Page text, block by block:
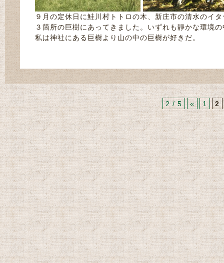
９月の定休日に鮭川村トトロの木、新庄市の清水のイ
３箇所の巨樹にあってきました。いずれも靜かな環境
私は神社にある巨樹より山の中の巨樹が好きだ。
2 / 5 « 1 2